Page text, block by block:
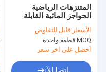
المتنزهات الرياضية
الحواجز المائية القابلة
تحدي ممتع
الأسعار:قابل للتفاوض
MOQ: قطعة واحدة
أحصل على آخر سعر
ﺎﺘﺼﻟ ﺍﻶﻧ